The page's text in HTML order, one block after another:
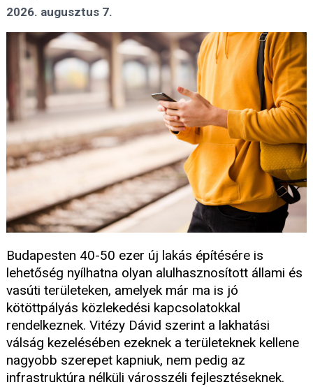
2026. augusztus 7.
Budapesten 40-50 ezer új lakás építésére is
lehetőség nyílhatna olyan alulhasznosított állami és
vasúti területeken, amelyek már ma is jó
kötöttpályás közlekedési kapcsolatokkal
rendelkeznek. Vitézy Dávid szerint a lakhatási
válság kezelésében ezeknek a területeknek kellene
nagyobb szerepet kapniuk, nem pedig az
infrastruktúra nélküli városszéli fejlesztéseknek.